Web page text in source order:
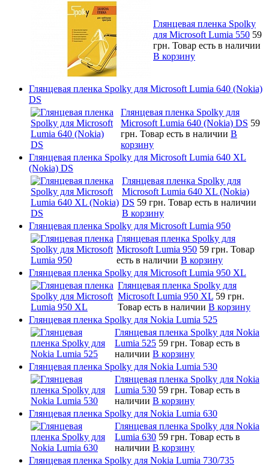
Глянцевая пленка Spolky
для Microsoft Lumia 550 59
грн. Товар есть в наличии
В корзину
Глянцевая пленка Spolky для Microsoft Lumia 640 (Nokia)
DS
Глянцевая пленка Spolky для
Microsoft Lumia 640 (Nokia) DS 59
грн. Товар есть в наличии В
корзину
Глянцевая пленка Spolky для Microsoft Lumia 640 XL
(Nokia) DS
Глянцевая пленка Spolky для
Microsoft Lumia 640 XL (Nokia)
DS 59 грн. Товар есть в наличии
В корзину
Глянцевая пленка Spolky для Microsoft Lumia 950
Глянцевая пленка Spolky для
Microsoft Lumia 950 59 грн. Товар
есть в наличии В корзину
Глянцевая пленка Spolky для Microsoft Lumia 950 XL
Глянцевая пленка Spolky для
Microsoft Lumia 950 XL 59 грн.
Товар есть в наличии В корзину
Глянцевая пленка Spolky для Nokia Lumia 525
Глянцевая пленка Spolky для Nokia
Lumia 525 59 грн. Товар есть в
наличии В корзину
Глянцевая пленка Spolky для Nokia Lumia 530
Глянцевая пленка Spolky для Nokia
Lumia 530 59 грн. Товар есть в
наличии В корзину
Глянцевая пленка Spolky для Nokia Lumia 630
Глянцевая пленка Spolky для Nokia
Lumia 630 59 грн. Товар есть в
наличии В корзину
Глянцевая пленка Spolky для Nokia Lumia 730/735